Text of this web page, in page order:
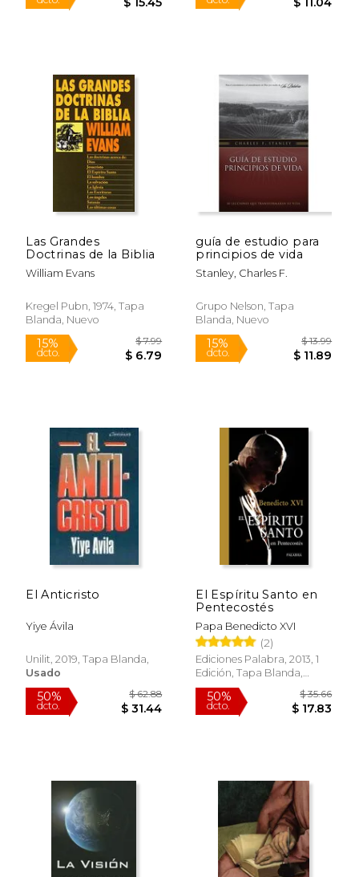
15% 15%
Las Grandes
Doctrinas de la Biblia
William Evans
Kregel Pubn, 1974, Tapa
Blanda, Nuevo
15%
guía de estudio para
principios de vida
Stanley, Charles F.
Grupo Nelson, Tapa
Blanda, Nuevo
15%
dcto.
El Anticristo
Yiye Ávila
Unilit, 2019, Tapa Blanda,
Usado
El Espíritu Santo en
Pentecostés
Papa Benedicto XVI
(2)
Ediciones Palabra, 2013, 1
Edición, Tapa Blanda,
Nuevo